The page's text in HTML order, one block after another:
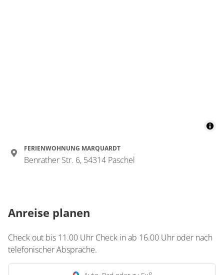
FERIENWOHNUNG MARQUARDT
Benrather Str. 6, 54314 Paschel
Anreise planen
Check out bis 11.00 Uhr Check in ab 16.00 Uhr oder nach
telefonischer Absprache.